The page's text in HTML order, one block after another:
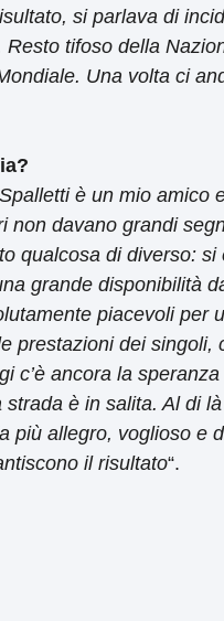
si parlava di
tifoso della
Una volta ci
è un mio amico
non davano grandi
qualcosa di diverso: si
grande disponibilità
piacevoli per
prestazioni dei singoli,
c’è ancora la
è in salita. Al di
più allegro, voglioso e
il risultato“.